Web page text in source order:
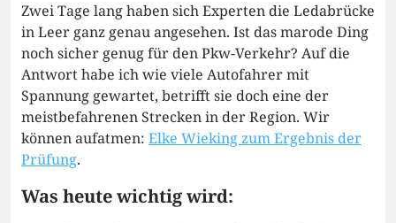
Zwei Tage lang haben sich Experten die Ledabrücke
in Leer ganz genau angesehen. Ist das marode Ding
noch sicher genug für den Pkw-Verkehr? Auf die
Antwort habe ich wie viele Autofahrer mit
Spannung gewartet, betrifft sie doch eine der
meistbefahrenen Strecken in der Region. Wir
können aufatmen: Elke Wieking zum Ergebnis der
Prüfung.
Was heute wichtig wird: